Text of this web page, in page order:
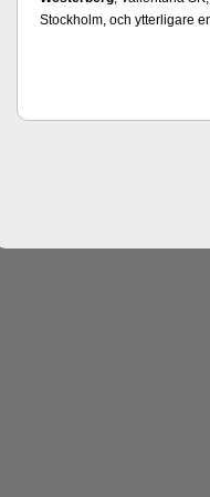
Random, där pjäserna
Stockholm, och ytterligare